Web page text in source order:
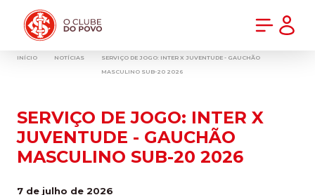
INÍCIO NOTÍCIAS
SERVIÇO DE JOGO: INTER X JUVENTUDE - GAUCHÃO
MASCULINO SUB-20 2026
SERVIÇO DE JOGO: INTER X
JUVENTUDE - GAUCHÃO
MASCULINO SUB-20 2026
7 de julho de 2026